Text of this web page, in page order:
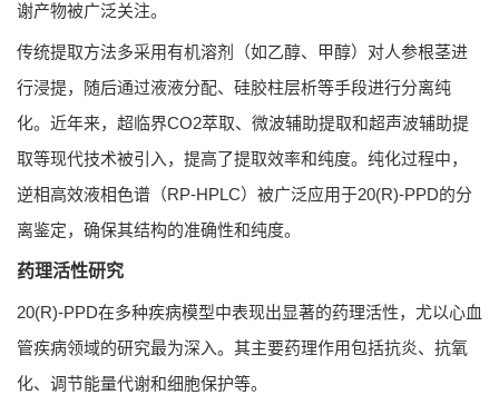
谢产物被广泛关注。
传统提取方法多采用有机溶剂（如乙醇、甲醇）对人参根茎进
行浸提，随后通过液液分配、硅胶柱层析等手段进行分离纯
化。近年来，超临界CO2萃取、微波辅助提取和超声波辅助提
取等现代技术被引入，提高了提取效率和纯度。纯化过程中，
逆相高效液相色谱（RP-HPLC）被广泛应用于20(R)-PPD的分
离鉴定，确保其结构的准确性和纯度。
药理活性研究
20(R)-PPD在多种疾病模型中表现出显著的药理活性，尤以心血
管疾病领域的研究最为深入。其主要药理作用包括抗炎、抗氧
化、调节能量代谢和细胞保护等。